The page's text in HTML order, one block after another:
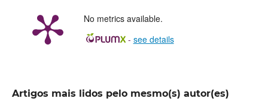
No metrics available.
- see details
Artigos mais lidos pelo mesmo(s) autor(es)